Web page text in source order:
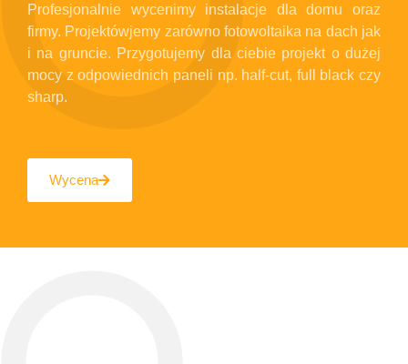
Profesjonalnie wycenimy instalacje dla domu oraz
firmy. Projektówjemy zarówno fotowoltaika na dach jak
i na gruncie. Przygotujemy dla ciebie projekt o dużej
mocy z odpowiednich paneli np. half-cut, full black czy
sharp.
Wycena